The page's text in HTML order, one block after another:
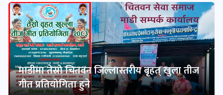
माडीमा तेस्रो चितवन जिल्लास्तरीय बृहत् खुला तीज
गीत प्रतियोगिता हुने